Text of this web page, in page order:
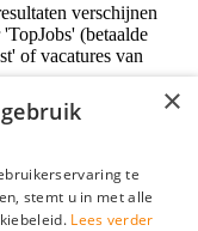
verschijnen
(betaalde
of vacatures van
×
te
stemt u in met alle
Lees verder